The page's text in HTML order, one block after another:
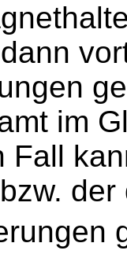
im
Fall
bzw.